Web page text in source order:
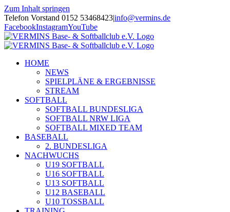
Zum Inhalt springen
Telefon Vorstand 0152 53468423|info@vermins.de
FacebookInstagramYouTube
HOME
NEWS
SPIELPLÄNE & ERGEBNISSE
STREAM
SOFTBALL
SOFTBALL BUNDESLIGA
SOFTBALL NRW LIGA
SOFTBALL MIXED TEAM
BASEBALL
2. BUNDESLIGA
NACHWUCHS
U19 SOFTBALL
U16 SOFTBALL
U13 SOFTBALL
U12 BASEBALL
U10 TOSSBALL